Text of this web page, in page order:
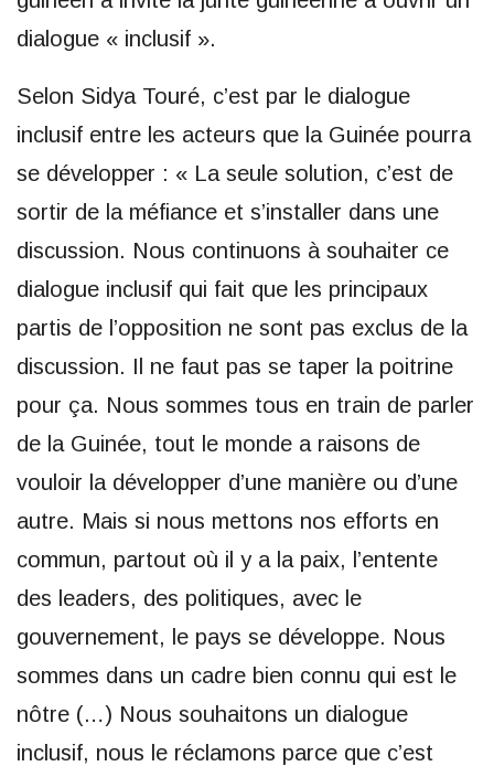
dialogue « inclusif ».
Selon Sidya Touré, c’est par le dialogue
inclusif entre les acteurs que la Guinée pourra
se développer : « La seule solution, c’est de
sortir de la méfiance et s’installer dans une
discussion. Nous continuons à souhaiter ce
dialogue inclusif qui fait que les principaux
partis de l’opposition ne sont pas exclus de la
discussion. Il ne faut pas se taper la poitrine
pour ça. Nous sommes tous en train de parler
de la Guinée, tout le monde a raisons de
vouloir la développer d’une manière ou d’une
autre. Mais si nous mettons nos efforts en
commun, partout où il y a la paix, l’entente
des leaders, des politiques, avec le
gouvernement, le pays se développe. Nous
sommes dans un cadre bien connu qui est le
nôtre (…) Nous souhaitons un dialogue
inclusif, nous le réclamons parce que c’est